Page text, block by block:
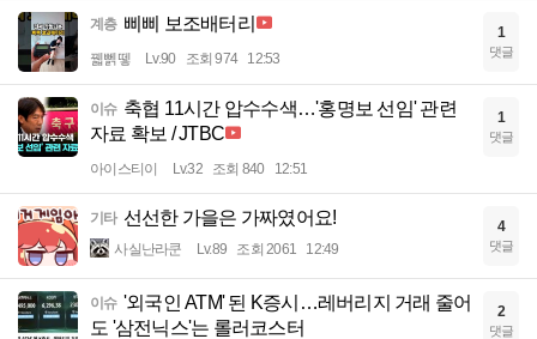
계층 삐삐 보조배터리
꿻뻵뗗 Lv.90 조회 974 12:53
1
댓글
이슈 축협 11시간 압수수색…'홍명보 선임' 관련
자료 확보 / JTBC
아이스티이 Lv.32 조회 840 12:51
1
댓글
기타 선선한 가을은 가짜였어요!
사실난라쿤 Lv.89 조회 2061 12:49
4
댓글
이슈 '외국인 ATM' 된 K증시…레버리지 거래 줄어
도 '삼전닉스'는 롤러코스터
2
댓글